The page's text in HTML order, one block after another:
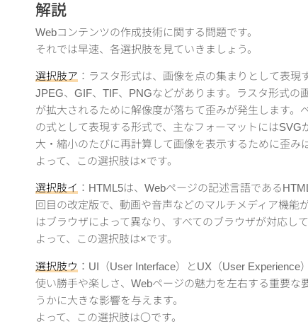
解説
Webコンテンツの作成技術に関する問題です。
それでは早速、各選択肢を見ていきましょう。
選択肢ア ：ラスタ形式は、画像を点の集まりとして表現
JPEG、GIF、TIF、PNGなどがあります。ラスタ形式の
が拡大されるために解像度が落ちて歪みが発生します。
の式として表現する形式で、主なフォーマットにはSVG
大・縮小のたびに再計算して画像を表示するために歪み
よって、この選択肢は×です。
選択肢イ ：HTML5は、Webページの記述言語である
回目の改定版で、動画や音声などのマルチメディア機能
はブラウザによって異なり、すべてのブラウザが対応し
よって、この選択肢は×です。
選択肢ウ ：UI（User Interface）とUX（User
使い勝手や楽しさ、Webページの魅力を左右する重要な
うかに大きな影響を与えます。
よって、この選択肢は〇です。